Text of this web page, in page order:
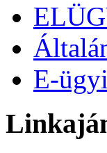
E-